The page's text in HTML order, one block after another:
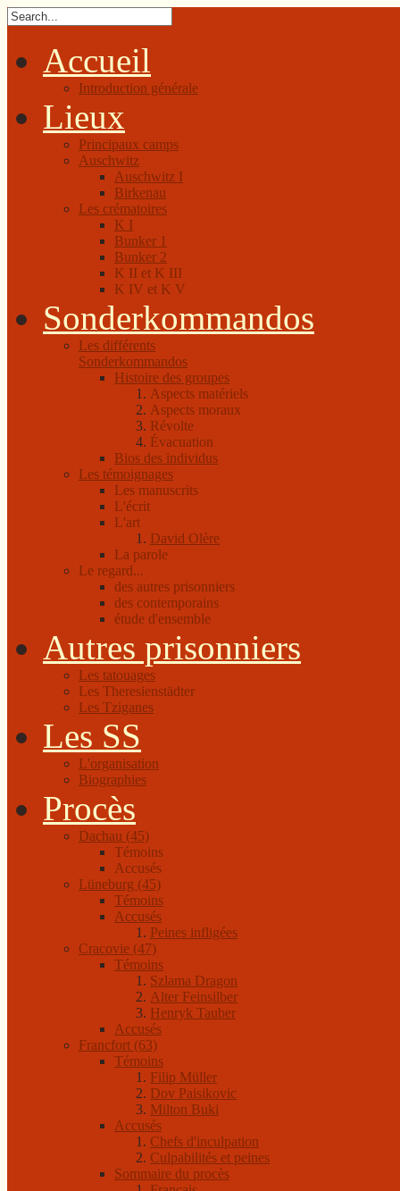
Accueil
Introduction générale
Lieux
Principaux camps
Auschwitz
Auschwitz I
Birkenau
Les crématoires
K I
Bunker 1
Bunker 2
K II et K III
K IV et K V
Sonderkommandos
Les différents
Sonderkommandos
Histoire des groupes
Aspects matériels
Aspects moraux
Révolte
Évacuation
Bios des individus
Les témoignages
Les manuscrits
L'écrit
L'art
David Olère
La parole
Le regard...
des autres prisonniers
des contemporains
étude d'ensemble
Autres prisonniers
Les tatouages
Les Theresienstädter
Les Tziganes
Les SS
L'organisation
Biographies
Procès
Dachau (45)
Témoins
Accusés
Lüneburg (45)
Témoins
Accusés
Peines infligées
Cracovie (47)
Témoins
Szlama Dragon
Alter Feinsilber
Henryk Tauber
Accusés
Francfort (63)
Témoins
Filip Müller
Dov Paisikovic
Milton Buki
Accusés
Chefs d'inculpation
Culpabilités et peines
Sommaire du procès